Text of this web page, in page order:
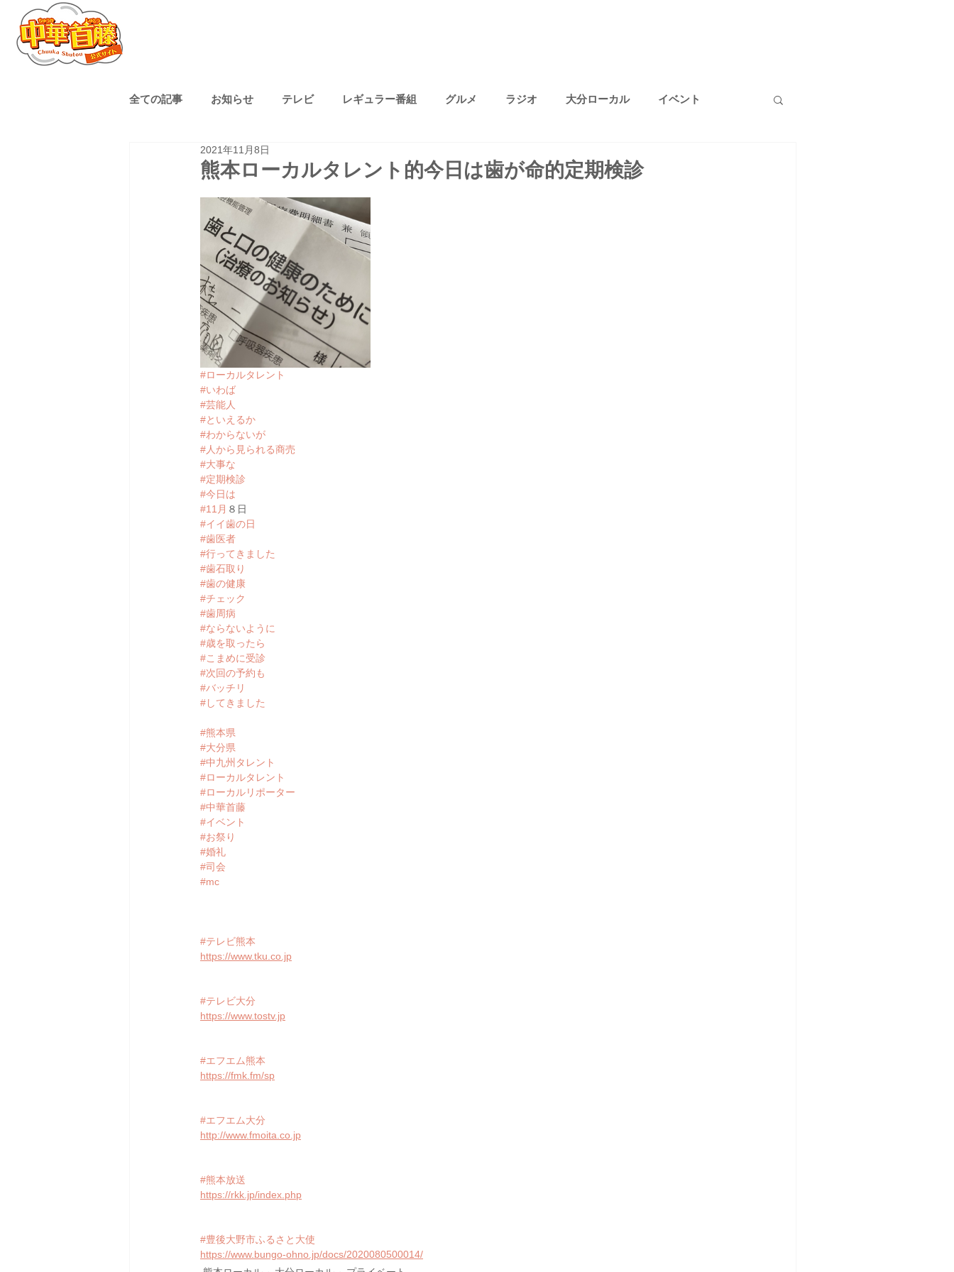
全ての記事 お知らせ テレビ レギュラー番組 グルメ ラジオ 大分ローカル イベント
熊本ローカル 子育て
熊本ローカルタレント的今日は歯が命的定期検診
2021年11月8日
#ローカルタレント
#いわば
#芸能人
#といえるか
#わからないが
#人から見られる商売
#大事な
#定期検診
#今日は
#11月 ８日
#イイ歯の日
#歯医者
#行ってきました
#歯石取り
#歯の健康
#チェック
#歯周病
#ならないように
#歳を取ったら
#こまめに受診
#次回の予約も
#バッチリ
#してきました
#熊本県
#大分県
#中九州タレント
#ローカルタレント
#ローカルリポーター
#中華首藤
#イベント
#お祭り
#婚礼
#司会
#mc
#テレビ熊本
https://www.tku.co.jp
#テレビ大分
https://www.tostv.jp
#エフエム熊本
https://fmk.fm/sp
#エフエム大分
http://www.fmoita.co.jp
#熊本放送
https://rkk.jp/index.php
#豊後大野市ふるさと大使
https://www.bungo-ohno.jp/docs/2020080500014/